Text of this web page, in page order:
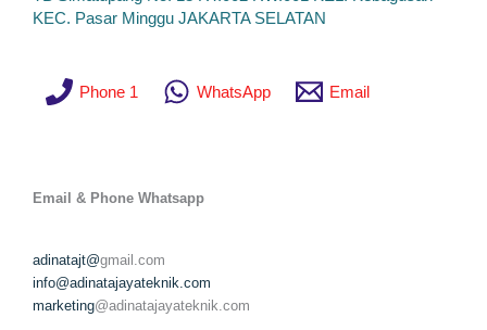
KEC. Pasar Minggu JAKARTA SELATAN
Phone 1 WhatsApp Email
Email & Phone Whatsapp
adinatajt@gmail.com
info@adinatajayateknik.com
marketing@adinatajayateknik.com